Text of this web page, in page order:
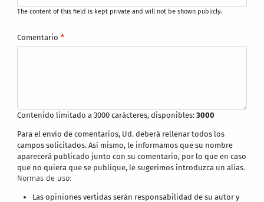
The content of this field is kept private and will not be shown publicly.
Comentario
Contenido limitado a 3000 carácteres, disponibles:3000
Para el envío de comentarios, Ud. deberá rellenar todos los
campos solicitados. Así mismo, le informamos que su nombre
aparecerá publicado junto con su comentario, por lo que en caso
que no quiera que se publique, le sugerimos introduzca un alias.
Normas de uso:
Las opiniones vertidas serán responsabilidad de su autor y